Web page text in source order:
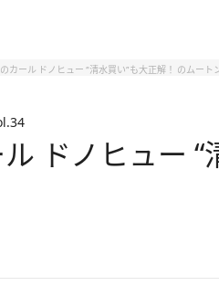
カール ドノヒュー “清水買い”も大正解！ のムート
ドノヒュー